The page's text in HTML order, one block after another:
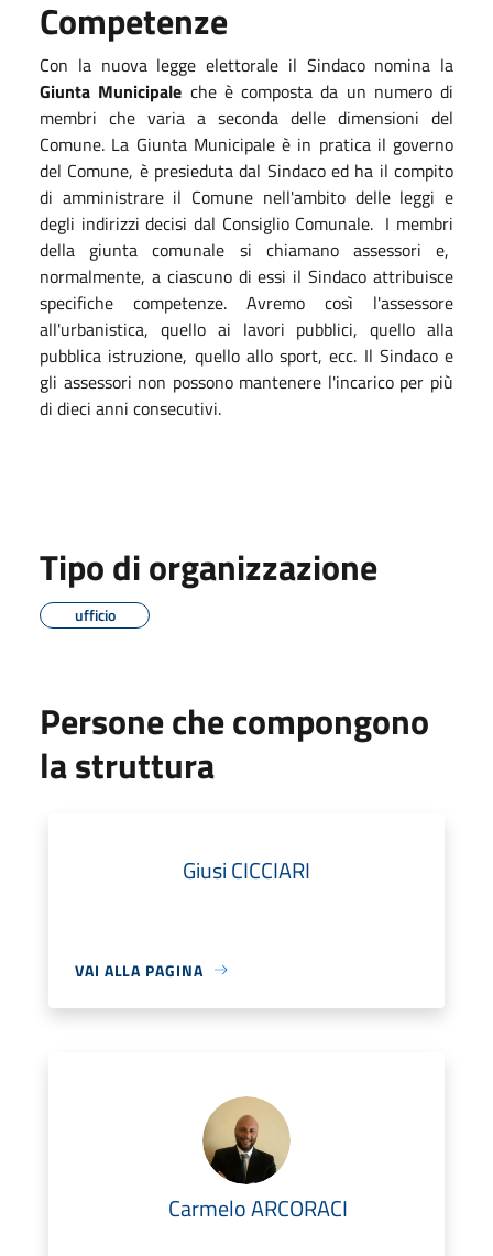
Competenze
Con la nuova legge elettorale il Sindaco nomina la
Giunta Municipale che è composta da un numero di
membri che varia a seconda delle dimensioni del
Comune. La Giunta Municipale è in pratica il governo
del Comune, è presieduta dal Sindaco ed ha il compito
di amministrare il Comune nell'ambito delle leggi e
degli indirizzi decisi dal Consiglio Comunale. I membri
della giunta comunale si chiamano assessori e,
normalmente, a ciascuno di essi il Sindaco attribuisce
specifiche competenze. Avremo così l'assessore
all'urbanistica, quello ai lavori pubblici, quello alla
pubblica istruzione, quello allo sport, ecc. Il Sindaco e
gli assessori non possono mantenere l'incarico per più
di dieci anni consecutivi.
Tipo di organizzazione
ufficio
Persone che compongono
la struttura
Giusi CICCIARI
VAI ALLA PAGINA
Carmelo ARCORACI